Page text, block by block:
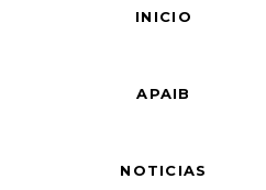
INICIO
APAIB
NOTICIAS